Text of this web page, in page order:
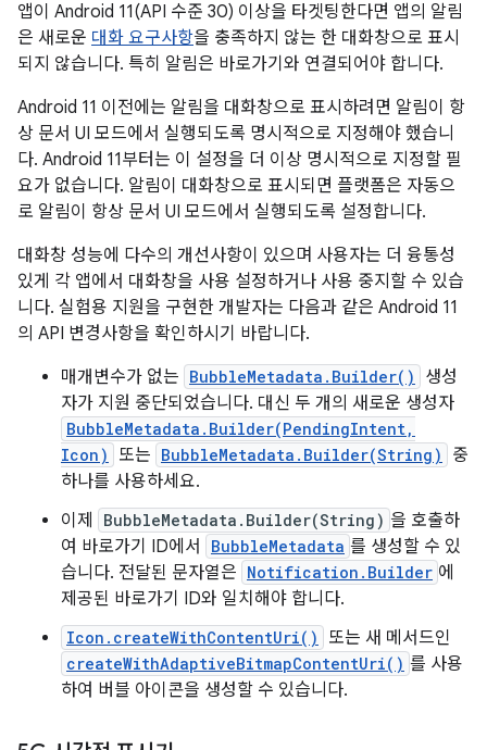
앱이 Android 11(API 수준 30) 이상을 타겟팅한다면 앱의 알림
은 새로운 대화 요구사항을 충족하지 않는 한 대화창으로 표시
되지 않습니다. 특히 알림은 바로가기와 연결되어야 합니다.
Android 11 이전에는 알림을 대화창으로 표시하려면 알림이 항
상 문서 UI 모드에서 실행되도록 명시적으로 지정해야 했습니
다. Android 11부터는 이 설정을 더 이상 명시적으로 지정할 필
요가 없습니다. 알림이 대화창으로 표시되면 플랫폼은 자동으
로 알림이 항상 문서 UI 모드에서 실행되도록 설정합니다.
대화창 성능에 다수의 개선사항이 있으며 사용자는 더 융통성
있게 각 앱에서 대화창을 사용 설정하거나 사용 중지할 수 있습
니다. 실험용 지원을 구현한 개발자는 다음과 같은 Android 11
의 API 변경사항을 확인하시기 바랍니다.
매개변수가 없는 BubbleMetadata.Builder()
생성
자가 지원 중단되었습니다. 대신 두 개의 새로운 생성자
BubbleMetadata.Builder(PendingIntent,
Icon)
또는 BubbleMetadata.Builder(String)
중
하나를 사용하세요.
이제
BubbleMetadata.Builder(String) 을 호출하
여 바로가기 ID에서
BubbleMetadata 를 생성할 수 있
습니다. 전달된 문자열은 Notification.Builder 에
제공된 바로가기 ID와 일치해야 합니다.
Icon.createWithContentUri() 또는 새 메서드인
createWithAdaptiveBitmapContentUri() 를 사용
하여 버블 아이콘을 생성할 수 있습니다.